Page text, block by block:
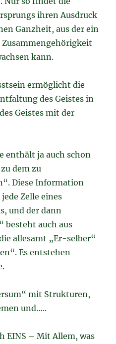
ihren Ausdruck
Ganzheit, aus der ein
Zusammengehörigkeit
kann.
ermöglicht die
des Geistes in
Geistes mit der
enthält ja auch schon
dem zu
Diese Information
Zelle eines
und der dann
besteht auch aus
allesamt „Er-selber“
Es entstehen
mit Strukturen,
und…..
EINS – Mit Allem, was